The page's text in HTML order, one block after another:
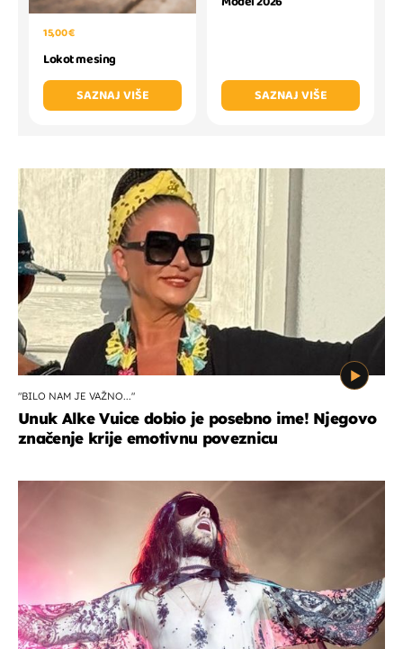
15,00 €
Lokot mesing
SAZNAJ VIŠE
SAZNAJ VIŠE
"BILO NAM JE VAŽNO..."
Unuk Alke Vuice dobio je posebno ime! Njegovo
značenje krije emotivnu poveznicu